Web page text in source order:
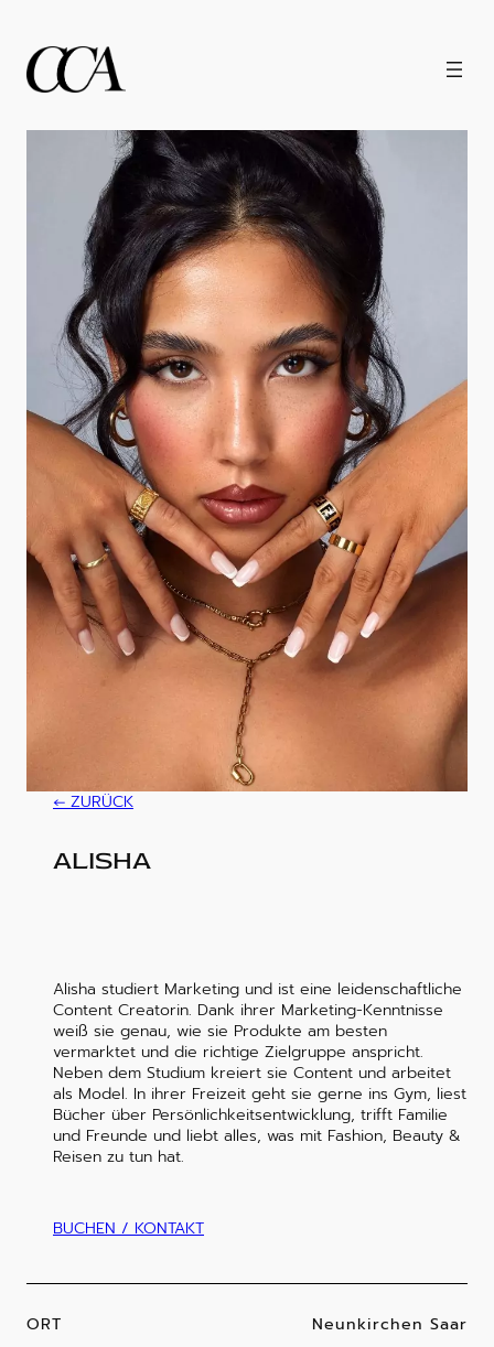
ZURÜCK
ALISHA
Alisha studiert Marketing und ist eine leidenschaftliche
Content Creatorin. Dank ihrer Marketing-Kenntnisse
weiß sie genau, wie sie Produkte am besten
vermarktet und die richtige Zielgruppe anspricht.
Neben dem Studium kreiert sie Content und arbeitet
als Model. In ihrer Freizeit geht sie gerne ins Gym, liest
Bücher über Persönlichkeitsentwicklung, trifft Familie
und Freunde und liebt alles, was mit Fashion, Beauty &
Reisen zu tun hat.
BUCHEN / KONTAKT
ORT Neunkirchen Saar